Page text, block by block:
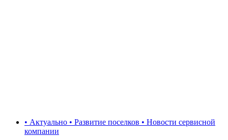
• Актуально • Развитие поселков • Новости сервисной
компании